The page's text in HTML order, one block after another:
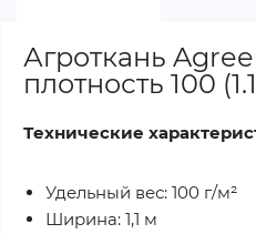
Агроткань
плотность 100
Технические
Удельный вес: 100 г/м²
Ширина: 1,1 м